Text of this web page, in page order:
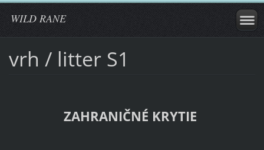
WILD RANE
vrh / litter S1
ZAHRANIČNÉ KRYTIE